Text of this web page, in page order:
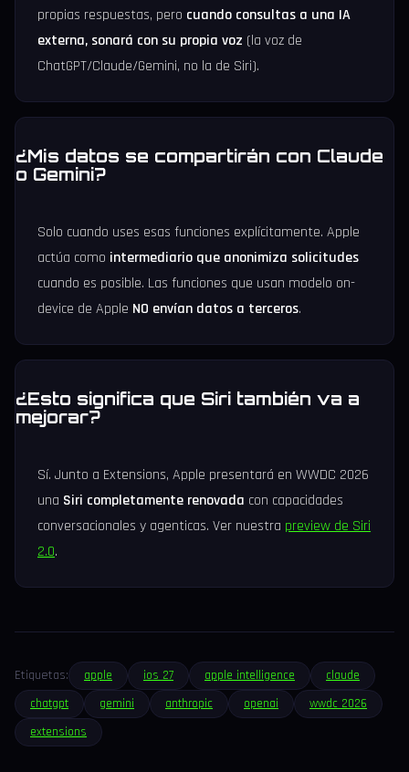
propias respuestas, pero cuando consultas a una IA
externa, sonará con su propia voz (la voz de
ChatGPT/Claude/Gemini, no la de Siri).
¿Mis datos se compartirán con Claude
o Gemini?
Solo cuando uses esas funciones explícitamente. Apple
actúa como intermediario que anonimiza solicitudes
cuando es posible. Las funciones que usan modelo on-
device de Apple NO envían datos a terceros.
¿Esto significa que Siri también va a
mejorar?
Sí. Junto a Extensions, Apple presentará en WWDC 2026
una Siri completamente renovada con capacidades
conversacionales y agenticas. Ver nuestra preview de Siri
2.0.
Etiquetas: apple ios 27 apple intelligence
claude
chatgpt
gemini anthropic openai
wwdc 2026
extensions